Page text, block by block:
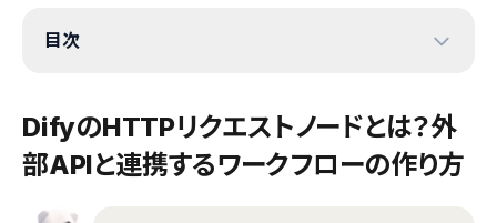
目次
DifyのHTTPリクエストノードとは？外
部APIと連携するワークフローの作り方